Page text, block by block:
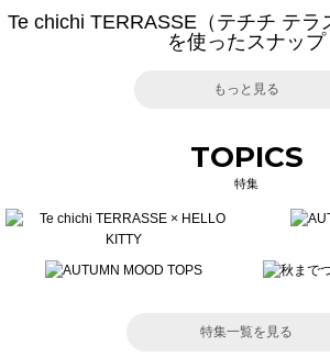
Te chichi TERRASSE（テチチ テラ
を使ったスナップ
もっと見る
TOPICS
特集
特集一覧を見る